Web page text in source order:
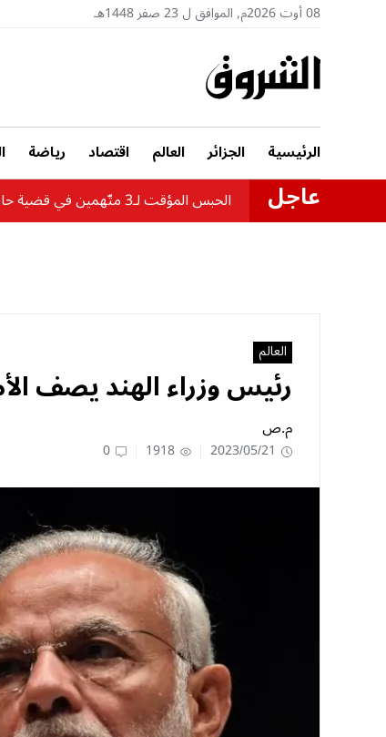
08 أوت 2026م, الموافق ل 23 صفر 1448هـ
الرئيسية الجزائر العالم اقتصاد رياضة
عاجل الحبس المؤقت لـ3 متّهمين في قضية حادث حافلة بومرداس
العالم
رئيس وزراء الهند يصف
م.ص
2023/05/21
1918
0